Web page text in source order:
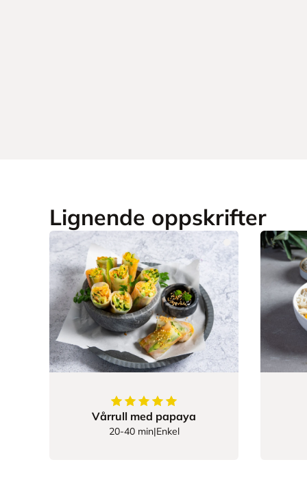
Lignende oppskrifter
5av5stjerner
Vårrull med papaya
20-40 min|Enkel